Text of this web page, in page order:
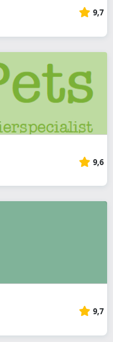
9,7
9,6
9,7